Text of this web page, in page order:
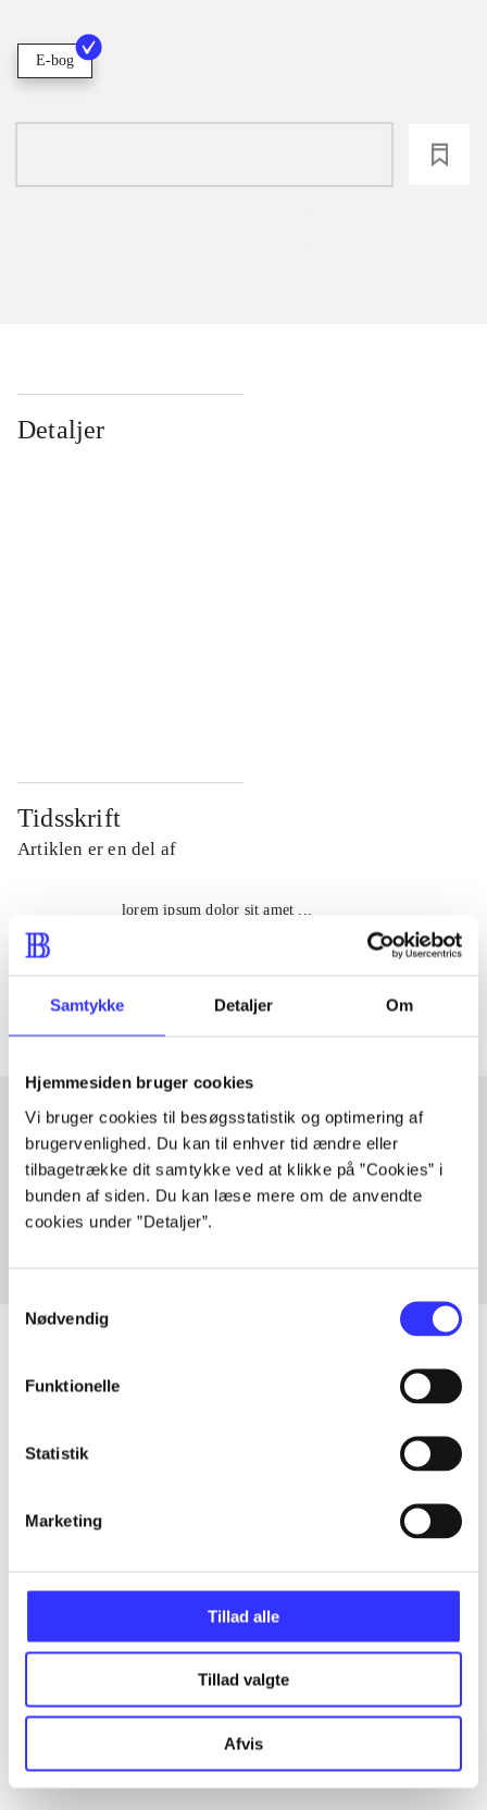
Samtykke Detaljer Om
Hjemmesiden bruger cookies
Vi bruger cookies til besøgsstatistik og optimering af
brugervenlighed. Du kan til enhver tid ændre eller
tilbagetrække dit samtykke ved at klikke på ”Cookies” i
bunden af siden. Du kan læse mere om de anvendte
cookies under ”Detaljer”.
Nødvendig
Funktionelle
Statistik
Marketing
Tillad alle
Tillad valgte
Afvis
E-bog
Detaljer
Tidsskrift
Artiklen er en del af
lorem ipsum dolor sit amet ...
Artikler med samme emner
Fra
...
...